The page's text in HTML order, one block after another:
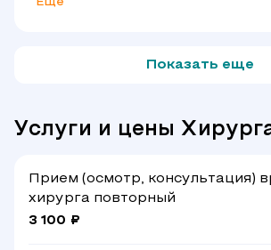
помощи, организую
Показать еще
Услуги и цены
Прием (осмотр, консультация)
хирурга повторный
3 100 ₽